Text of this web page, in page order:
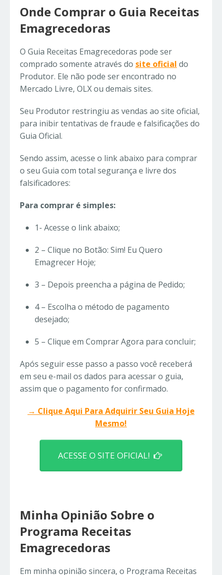
Onde Comprar o Guia Receitas
Emagrecedoras
O Guia Receitas Emagrecedoras pode ser
comprado somente através do site oficial do
Produtor. Ele não pode ser encontrado no
Mercado Livre, OLX ou demais sites.
Seu Produtor restringiu as vendas ao site oficial,
para inibir tentativas de fraude e falsificações do
Guia Oficial.
Sendo assim, acesse o link abaixo para comprar
o seu Guia com total segurança e livre dos
falsificadores:
Para comprar é simples:
1- Acesse o link abaixo;
2 – Clique no Botão: Sim! Eu Quero
Emagrecer Hoje;
3 – Depois preencha a página de Pedido;
4 – Escolha o método de pagamento
desejado;
5 – Clique em Comprar Agora para concluir;
Após seguir esse passo a passo você receberá
em seu e-mail os dados para acessar o guia,
assim que o pagamento for confirmado.
→ Clique Aqui Para Adquirir Seu Guia Hoje
Mesmo!
ACESSE O SITE OFICIAL!
Minha Opinião Sobre o
Programa Receitas
Emagrecedoras
Em minha opinião sincera, o Programa Receitas